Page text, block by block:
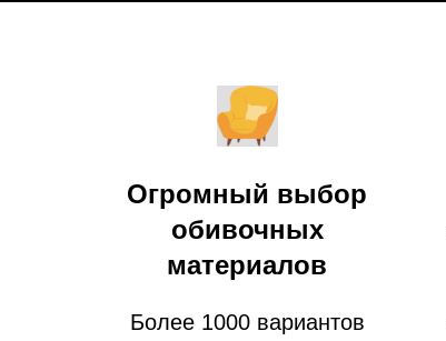
Огромный выбор
обивочных
материалов
Более 1000 вариантов